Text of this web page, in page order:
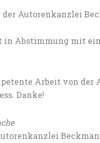
Abstimmung mit
Arbeit von
Danke!